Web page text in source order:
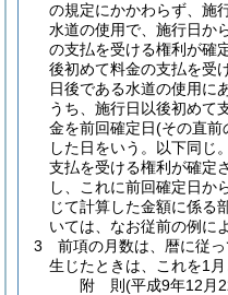
の規定にかかわらず、施
水道の使用で、施行日か
の支払を受ける権利が確
後初めて料金の支払を受
日後である水道の使用に
うち、施行日以後初めて
金を前回確定日(その直前
した日をいう。以下同じ
支払を受ける権利が確定
し、これに前回確定日か
じて計算した金額に係る
いては、なお従前の例に
3
前項の月数は、暦に従
生じたときは、これを1月
附 則(平成9年12月